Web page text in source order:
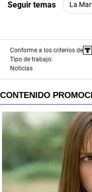
Seguir temas La Mar
Conforme a los criterios de
Tipo de trabajo:
Noticias